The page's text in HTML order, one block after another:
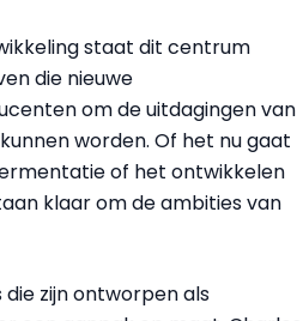
staat dit centrum
die nieuwe
om de uitdagingen van
worden. Of het nu gaat
of het ontwikkelen
klaar om de ambities van
zijn ontworpen als